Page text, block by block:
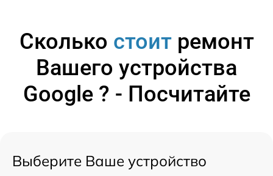
Сколько стоитремонт
Вашего устройства
Google ? - Посчитайте
Выберите Ваше устройство